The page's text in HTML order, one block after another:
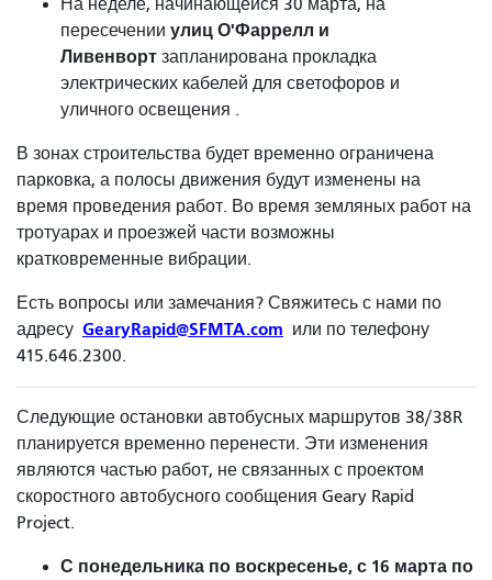
пересечении улиц О'Фаррелл и
Ливенворт запланирована прокладка
электрических кабелей для светофоров и
уличного освещения .
В зонах строительства будет временно ограничена
парковка, а полосы движения будут изменены на
время проведения работ. Во время земляных работ на
тротуарах и проезжей части возможны
кратковременные вибрации.
Есть вопросы или замечания? Свяжитесь с нами по
адресу GearyRapid@SFMTA.com или по телефону
415.646.2300.
Следующие остановки автобусных маршрутов 38/38R
планируется временно перенести. Эти изменения
являются частью работ, не связанных с проектом
скоростного автобусного сообщения Geary Rapid
Project.
С понедельника по воскресенье, с 16 марта по